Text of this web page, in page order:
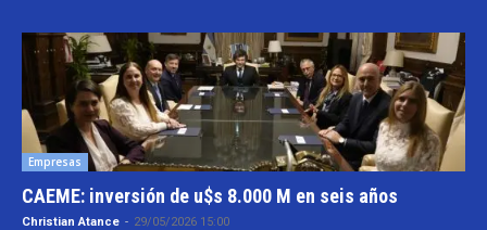
Empresas
CAEME: inversión de u$s 8.000 M en seis años
Christian Atance - 29/05/2026 15:00